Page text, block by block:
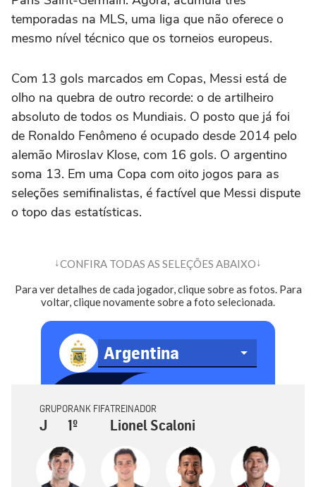
temporadas na MLS, uma liga que não oferece o
mesmo nível técnico que os torneios europeus.
Com 13 gols marcados em Copas, Messi está de
olho na quebra de outro recorde: o de artilheiro
absoluto de todos os Mundiais. O posto que já foi
de Ronaldo Fenômeno é ocupado desde 2014 pelo
alemão Miroslav Klose, com 16 gols. O argentino
soma 13. Em uma Copa com oito jogos para as
seleções semifinalistas, é factível que Messi dispute
o topo das estatísticas.